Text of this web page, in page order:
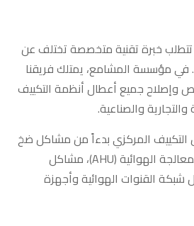
تتطلب خبرة تقنية متخصصة تختلف عن
في مؤسسة المشامع، يمتلك فريقنا
وإصلاح جميع أعطال أنظمة التكييف
والصناعية.
المركزي بدءاً من مشاكل ضخ
الهواء، أعطال وحدات المعالجة الهوائية (AHU)، مشاكل
شبكة القنوات الهوائية وأجهزة